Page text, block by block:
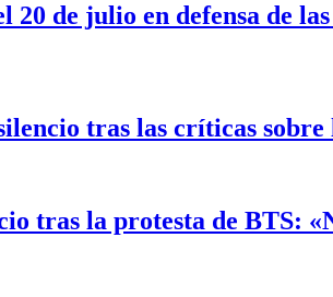
de julio en defensa de
tras las críticas sobre
tras la protesta de BTS: